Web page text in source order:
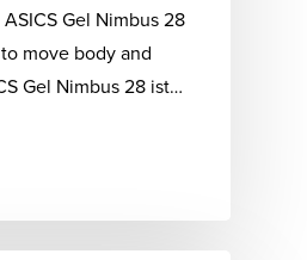
Gel Nimbus 28
move body and
Gel Nimbus 28 ist…